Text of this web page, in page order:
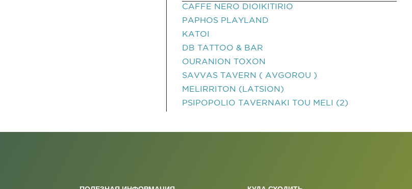
CAFFE NERO DIOIKITIRIO
PAPHOS PLAYLAND
KATOI
DB TATTOO & BAR
OURANION TOXON
SAVVAS TAVERN ( AVGOROU )
MELIRRITON (LATSION)
PSIPOPOLIO TAVERNAKI TOU MELI (2)